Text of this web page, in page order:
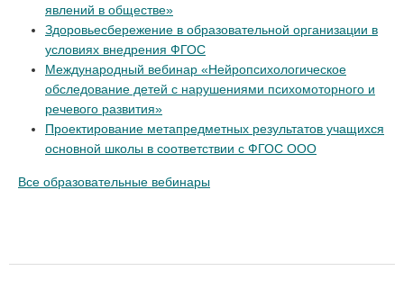
явлений в обществе»
Здоровьесбережение в образовательной организации в
условиях внедрения ФГОС
Международный вебинар «Нейропсихологическое
обследование детей с нарушениями психомоторного и
речевого развития»
Проектирование метапредметных результатов учащихся
основной школы в соответствии с ФГОС ООО
Все образовательные вебинары